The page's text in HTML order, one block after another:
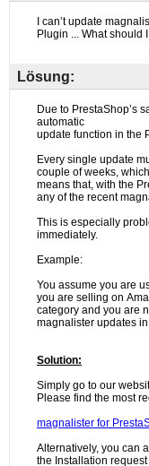
Lösung: